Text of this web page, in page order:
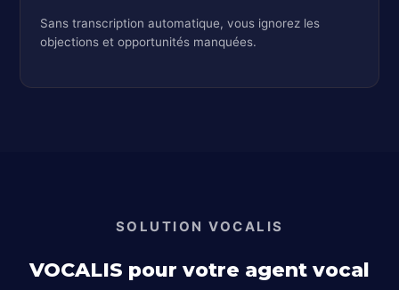
Sans transcription automatique, vous ignorez les
objections et opportunités manquées.
SOLUTION VOCALIS
VOCALIS pour votre agent vocal